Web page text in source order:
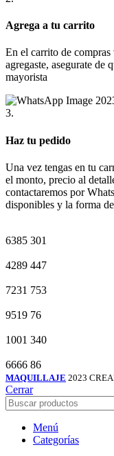
Agrega a tu carrito
En el carrito de
agregaste, asegurate de
mayorista
3.
Haz tu pedido
Una vez tengas en tu
el monto, precio al
contactaremos por
disponibles y la forma
6385 301
4289 447
7231 753
9519 76
1001 340
6666 86
MAQUILLAJE 2023
Cerrar
Menú
Categorías